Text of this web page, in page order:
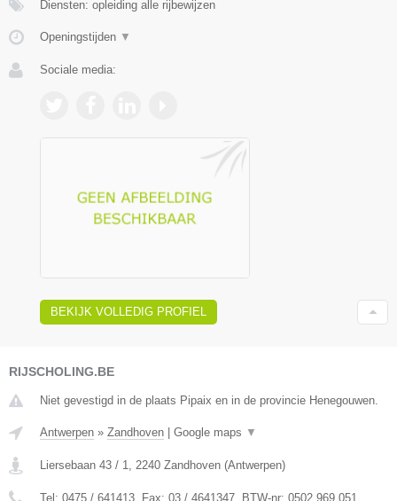
Diensten: opleiding alle rijbewijzen
Openingstijden ▼
Sociale media:
BEKIJK VOLLEDIG PROFIEL
RIJSCHOLING.BE
Niet gevestigd in de plaats Pipaix en in de provincie Henegouwen.
Antwerpen » Zandhoven Google maps ▼
Liersebaan 43 / 1 2240 Zandhoven (Antwerpen)
Tel: 0475 / 641413 , Fax: 03 / 4641347 , BTW-nr: 0502.969.051